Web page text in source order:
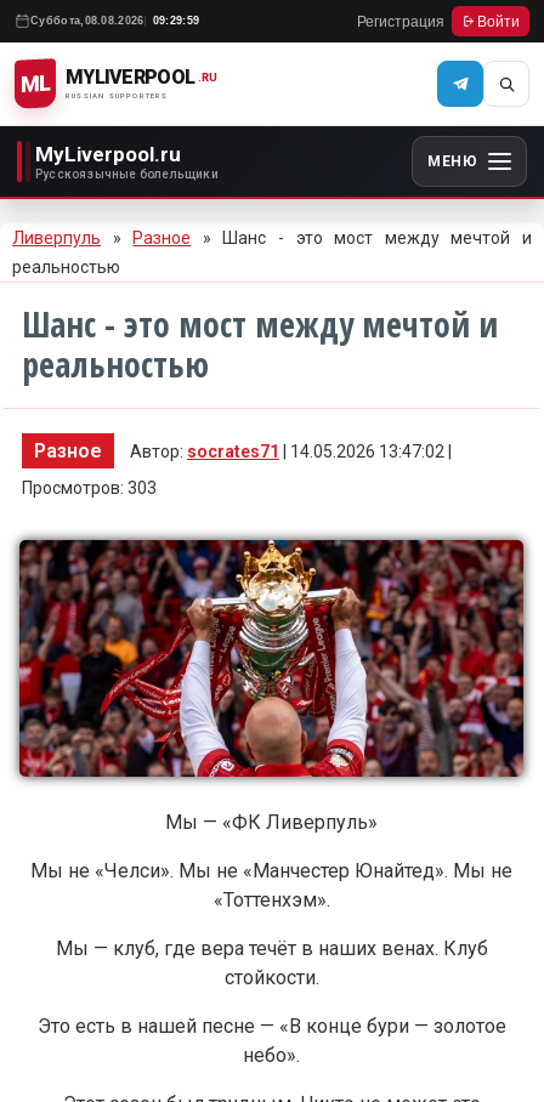
Суббота, 08.08.2026 09:29:59 Регистрация Войти
ML MYLIVERPOOL
RUSSIAN SUPPORTERS
.RU
MyLiverpool.ru
Русскоязычные болельщики
МЕНЮ
Ливерпуль » Разное » Шанс - это мост между мечтой и
реальностью
Шанс - это мост между мечтой и
реальностью
Разное Автор: socrates71
| 14.05.2026 13:47:02 |
Просмотров: 303
Мы — «ФК Ливерпуль»
Мы не «Челси». Мы не «Манчестер Юнайтед». Мы не
«Тоттенхэм».
Мы — клуб, где вера течёт в наших венах. Клуб
стойкости.
Это есть в нашей песне — «В конце бури — золотое
небо».